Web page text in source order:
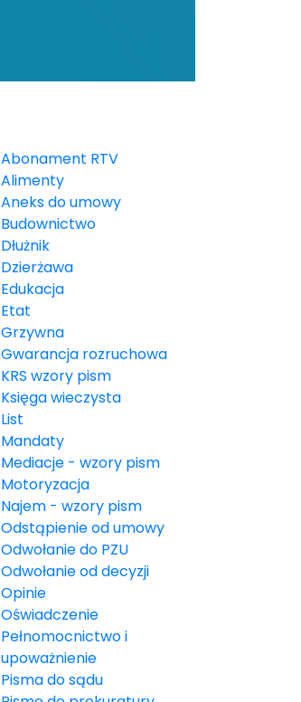
Abonament RTV
Alimenty
Aneks do umowy
Budownictwo
Dłużnik
Dzierżawa
Edukacja
Etat
Grzywna
Gwarancja rozruchowa
KRS wzory pism
Księga wieczysta
List
Mandaty
Mediacje - wzory pism
Motoryzacja
Najem - wzory pism
Odstąpienie od umowy
Odwołanie do PZU
Odwołanie od decyzji
Opinie
Oświadczenie
Pełnomocnictwo i
upoważnienie
Pisma do sądu